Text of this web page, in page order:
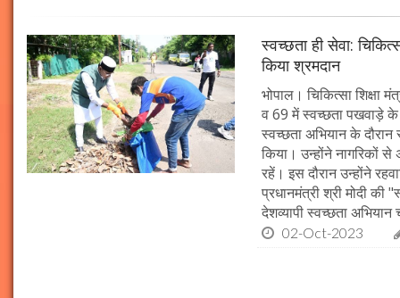
स्वच्छता ही सेवा:
किया श्रमदान
भोपाल। चिकित्सा शिक्षा
व 69 में स्वच्छता पखवाड़े के
स्वच्छता अभियान के
किया। उन्होंने नागरिकों
रहें। इस दौरान उन्होंने
प्रधानमंत्री श्री मोदी
देशव्यापी स्वच्छता अभियान
02-Oct-2023